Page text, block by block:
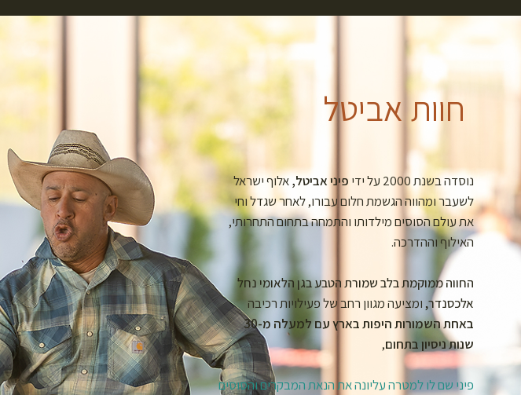
חוות אביטל
נוסדה בשנת 2000 על ידי פיני אביטל,אלוף ישראל
לשעבר ומהווה הגשמת חלום עבורו, לאחר שגדל וחי
את עולם הסוסים מילדותו והתמחה בתחום התחרותי,
האילוף וההדרכה.
החווה ממוקמת בלב שמורת הטבע בגן הלאומי נחל
אלכסנדר, ומציעה מגוון רחב של פעילויות רכיבה
באחת השמורות היפות בארץ עם למעלה מ-30
שנות ניסיון בתחום,
פיני שם לו למטרה עליונה את הנאת המבקרים והסוסים